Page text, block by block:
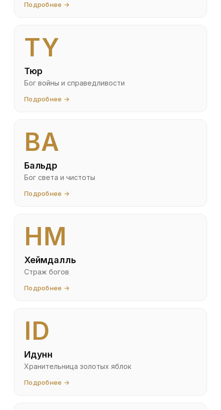
Подробнее →
TY
Тюр
Бог войны и справедливости
Подробнее →
BA
Бальдр
Бог света и чистоты
Подробнее →
HM
Хеймдалль
Страж богов
Подробнее →
ID
Идунн
Хранительница золотых яблок
Подробнее →